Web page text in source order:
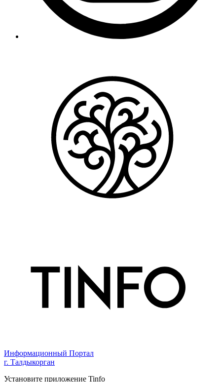
Информационный Портал
г. Талдыкорган
Установите приложение Tinfo